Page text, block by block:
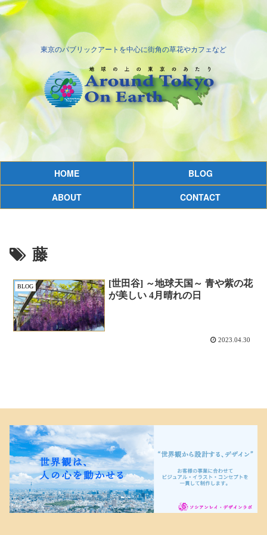
東京のパブリックアートを中心に街角の草花やカフェなど
HOME
BLOG
ABOUT
CONTACT
藤
BLOG
[世田谷] ～地球天国～ 青や紫の花
が美しい 4月晴れの日
2023.04.30